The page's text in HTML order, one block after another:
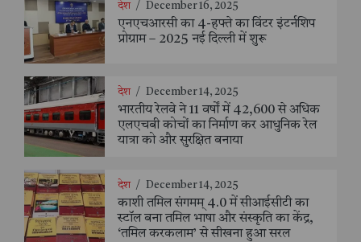
देश / December 16, 2025
एनएचआरसी का 4-हफ्ते का विंटर इंटर्नशिप
प्रोग्राम – 2025 नई दिल्ली में शुरू
देश / December 14, 2025
भारतीय रेलवे ने 11 वर्षों में 42,600 से अधिक
एलएचबी कोचों का निर्माण कर आधुनिक रेल
यात्रा को और सुरक्षित बनाया
देश / December 14, 2025
काशी तमिल संगमम् 4.0 में सीआईसीटी का
स्टॉल बना तमिल भाषा और संस्कृति का केंद्र,
‘तमिल करकलाम’ से सीखना हुआ सरल